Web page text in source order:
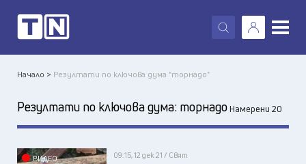
X
Начало > Резултати по ключова дума "торнадо"
Резултати по ключова дума: торнадоНамерени 20
ВИДЕО 09:15, 12 дек 21 / Свят